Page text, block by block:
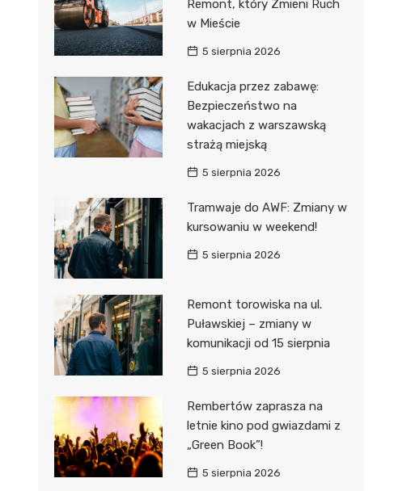
Remont, który Zmieni Ruch
w Mieście
5 sierpnia 2026
Edukacja przez zabawę:
Bezpieczeństwo na
wakacjach z warszawską
strażą miejską
5 sierpnia 2026
Tramwaje do AWF: Zmiany w
kursowaniu w weekend!
5 sierpnia 2026
Remont torowiska na ul.
Puławskiej – zmiany w
komunikacji od 15 sierpnia
5 sierpnia 2026
Rembertów zaprasza na
letnie kino pod gwiazdami z
„Green Book”!
5 sierpnia 2026